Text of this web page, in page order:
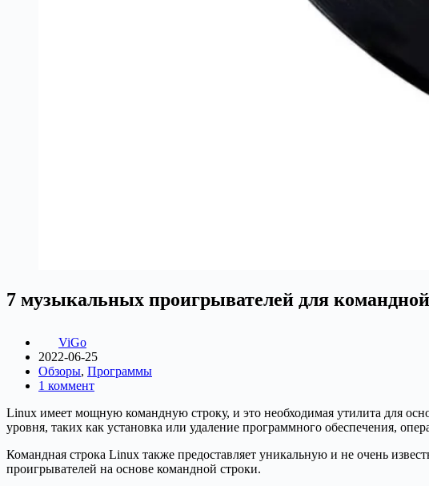
7 музыкальных проигрывателей для
ViGo
2022-06-25
Обзоры, Программы
1 коммент
Linux имеет мощную командную строку, и это необходимая утилита для
уровня, таких как установка или удаление программного обеспечения,
Командная строка Linux также предоставляет уникальную и не очень
проигрывателей на основе командной строки.